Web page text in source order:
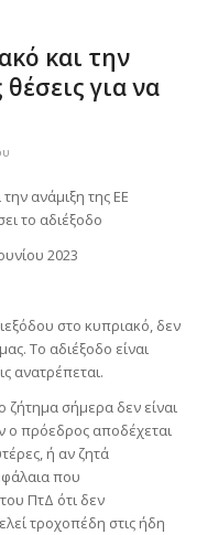
και την
για να
ανάμιξη της ΕΕ
το αδιέξοδο
2023
στο κυπριακό, δεν
Το αδιέξοδο είναι
ανατρέπεται.
ζήτημα σήμερα δεν είναι
ο πρόεδρος αποδέχεται
ή αν ζητά
που
ΠτΔ ότι δεν
τροχοπέδη στις ήδη